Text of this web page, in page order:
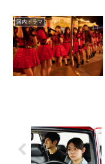
国内ドラマ